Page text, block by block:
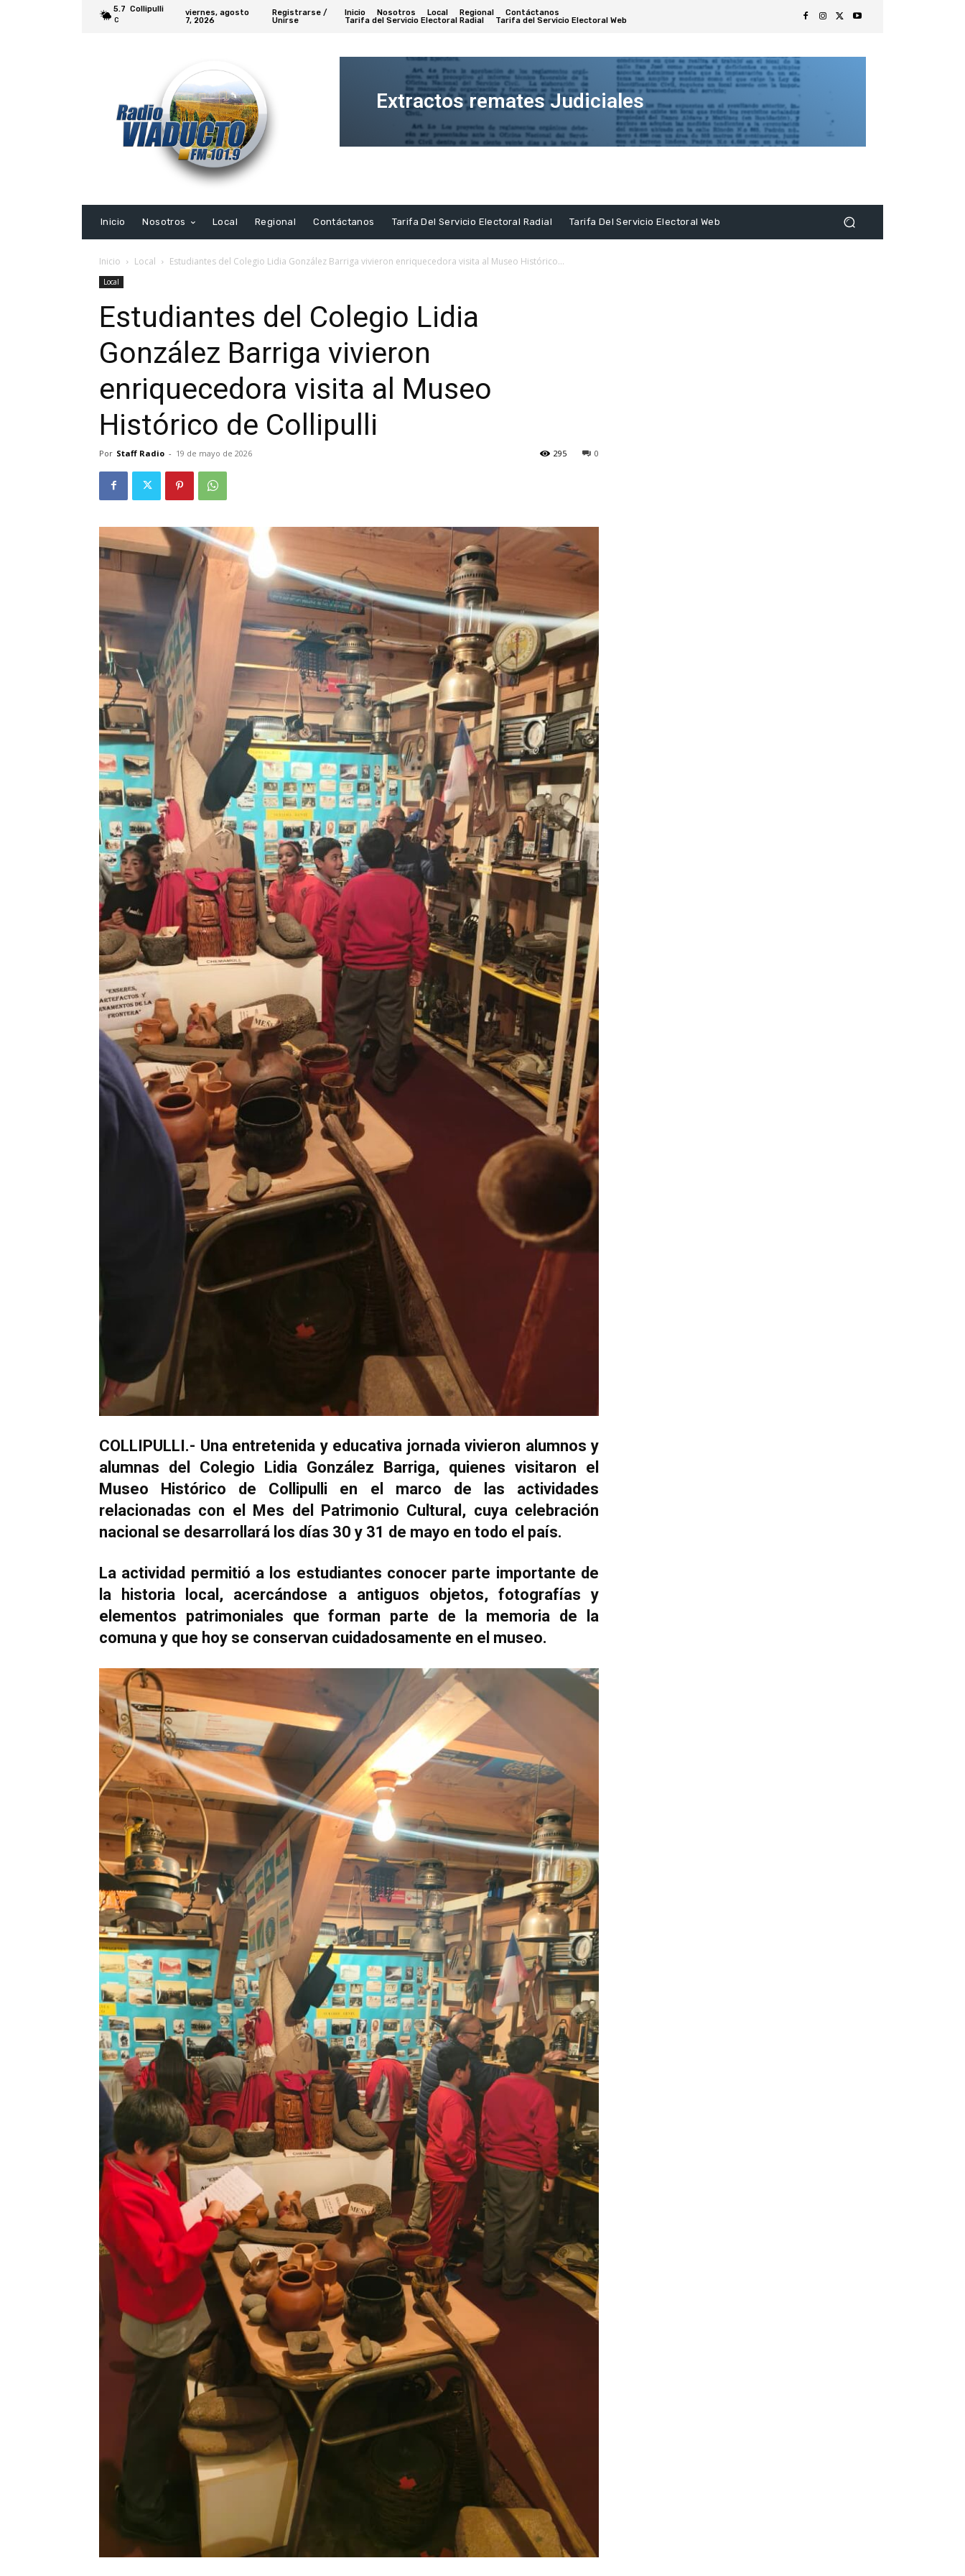
5.7
C
Collipulli
viernes, agosto
7, 2026
Registrarse /
Unirse
Inicio Nosotros Local Regional
Contáctanos
Tarifa del Servicio Electoral Radial
Tarifa del Servicio Electoral Web
Extractos remates Judiciales
Extracto
Inicio
Nosotros Local Regional Contáctanos Tarifa Del Servicio Electoral Radial Tarifa Del Servicio Electoral Web
Inicio Local Estudiantes del Colegio Lidia González Barriga vivieron enriquecedora visita al Museo Histórico...
Local
Estudiantes del Colegio Lidia
González Barriga vivieron
enriquecedora visita al Museo
Histórico de Collipulli
Por Staff Radio - 19 de mayo de 2026 0
295
COLLIPULLI.- Una entretenida y educativa jornada vivieron alumnos y
alumnas del Colegio Lidia González Barriga, quienes visitaron el
Museo Histórico de Collipulli en el marco de las actividades
relacionadas con el Mes del Patrimonio Cultural, cuya celebración
nacional se desarrollará los días 30 y 31 de mayo en todo el país.
La actividad permitió a los estudiantes conocer parte importante de
la historia local, acercándose a antiguos objetos, fotografías y
elementos patrimoniales que forman parte de la memoria de la
comuna y que hoy se conservan cuidadosamente en el museo.